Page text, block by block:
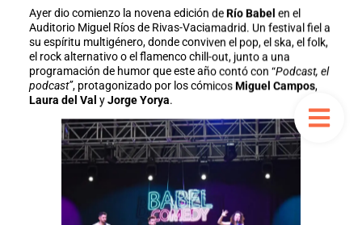
Ayer dio comienzo la novena edición deRío Babel en el
Auditorio Miguel Ríos de Rivas-Vaciamadrid. Un festival fiel a
su espíritu multigénero, donde conviven el pop, el ska, el folk,
el rock alternativo o el flamenco chill-out, junto a una
programación de humor que este año contó con “Podcast, el
podcast”, protagonizado por los cómicosMiguel Campos,
Laura del Val yJorge Yorya.